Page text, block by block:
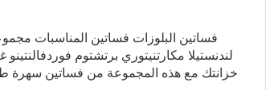
فساتين البلوزات فساتين المناسبات
لندنستيلا مكارتنيتوري برتشتوم فوردفالنتينو
خزانتك مع هذه المجموعة من فساتين سهرة